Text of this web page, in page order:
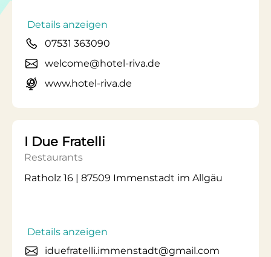
Details anzeigen
07531 363090
welcome@hotel-riva.de
www.hotel-riva.de
I Due Fratelli
Restaurants
Ratholz 16 | 87509 Immenstadt im Allgäu
Details anzeigen
iduefratelli.immenstadt@gmail.com